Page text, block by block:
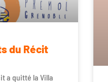
du Récit
a quitté la Villa